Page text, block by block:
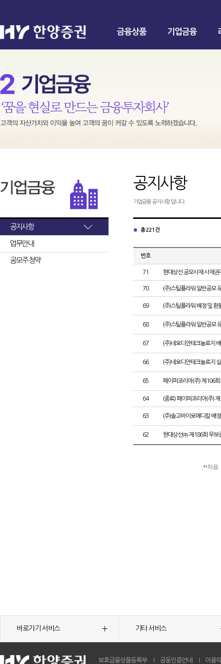
금융상품 기업금융
공지사항
업무안내
공모주 청약
공지사항
기업금융 공지사항 입니다.
총 221건
번호
71 현대상선 공모사채 사채권
70 (주)스틸플라워 일반공모
69 (주)스틸플라워 배정 및 환
68 (주)스틸플라워 일반공모
67 (주)네오디안테크놀로지
66 (주)네오디안테크놀로지
65 페이퍼코리아(주) 제106
64 (종료) 페이퍼코리아(주)
63 (주)솔고바이오메디칼 배
62 현대상선㈜ 제186회 무보
처음
바로가기 서비스 기타 서비스
보호금융상품등록부 공동인증안내 이용